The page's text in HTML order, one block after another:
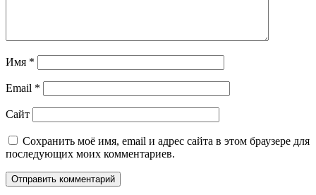
Имя *
Email *
Сайт
Сохранить моё имя, email и адрес сайта в этом браузере для
последующих моих комментариев.